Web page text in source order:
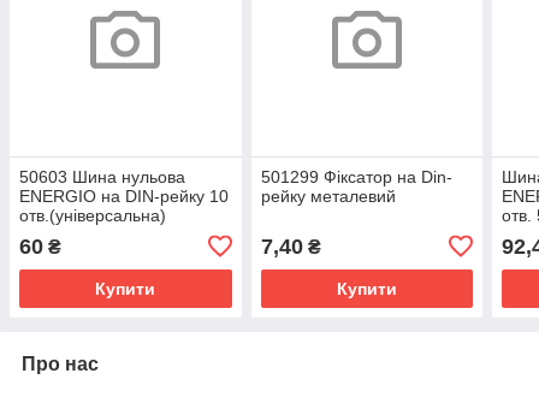
50603 Шина нульова
ENERGIO на DIN-рейку 10
отв.(універсальна)
60 ₴
Купити
501299 Фіксатор на Din-
рейку металевий
7,40₴
Купити
отв.
Про нас